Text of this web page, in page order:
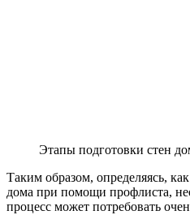
Этапы подготовки стен
Таким образом, определяясь,
дома при помощи профлиста,
процесс может потребовать